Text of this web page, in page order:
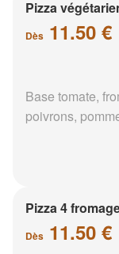
Pizza
Dès 11.50 €
Base tomate,
poivrons,
Pizza 4
Dès 11.50 €